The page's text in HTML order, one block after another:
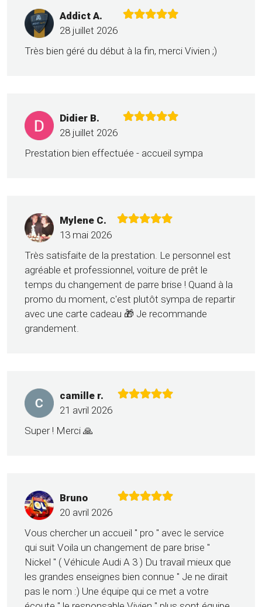
Addict A.
28 juillet 2026
Très bien géré du début à la fin, merci Vivien ;)
Didier B.
28 juillet 2026
Prestation bien effectuée - accueil sympa
Mylene C.
13 mai 2026
Très satisfaite de la prestation. Le personnel est
agréable et professionnel, voiture de prêt le
temps du changement de parre brise ! Quand à la
promo du moment, c'est plutôt sympa de repartir
avec une carte cadeau 🎁 Je recommande
grandement.
camille r.
21 avril 2026
Super ! Merci 🙏
Bruno
20 avril 2026
Vous chercher un accueil '' pro '' avec le service
qui suit Voila un changement de pare brise ''
Nickel '' ( Véhicule Audi A 3 ) Du travail mieux que
les grandes enseignes bien connue '' Je ne dirait
pas le nom :) Une équipe qui ce met a votre